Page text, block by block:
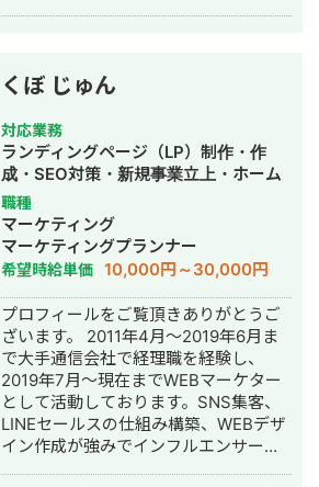
得意としており、要件定義、設計、実
装、本番リリース、運用改善まで一貫
して対応しています。 特に、仕様が複
雑な業務システムや、要件がまだ固ま
りきっていない新規開発において、事
業目的を整理しながら、正確にスピー
ド感を持って形にしていくことを強み
としています。 いまはスタートアップ
案件にてAIエージェント開発にも携わ
っており、AI活用した業務効率化、新
機能開発、既存プロダクトへのAI機能
の組み込みなどにも対応しています。
単純に言われたものを作るだけではな
く、事業として使える形に落とし込む
ことを重視し、開発の初期段階からリ
リース後の運用まで伴走しています。
くぼ じゅん
対応業務
ランディングページ（LP）制作・作
成・SEO対策・新規事業立上・ホーム
ページ制作・作成・リスティング広告
運用代行
職種
マーケティング
マーケティングプランナー
希望時給単価 10,000円～30,000円
プロフィールをご覧頂きありがとうご
ざいます。 2011年4月～2019年6月ま
で大手通信会社で経理職を経験し、
2019年7月～現在までWEBマーケター
として活動しております。SNS集客、
LINEセールスの仕組み構築、WEBデザ
イン作成が強みでインフルエンサーの